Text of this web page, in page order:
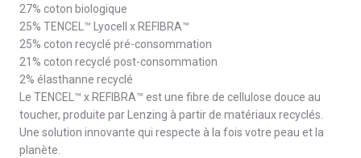
27% coton biologique
25% TENCEL™ Lyocell x REFIBRA™
25% coton recyclé pré-consommation
21% coton recyclé post-consommation
2% élasthanne recyclé
Le TENCEL™ x REFIBRA™ est une fibre de cellulose douce au
toucher, produite par Lenzing à partir de matériaux recyclés.
Une solution innovante qui respecte à la fois votre peau et la
planète.